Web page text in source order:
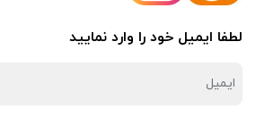
لطفا ایمیل خود را وارد نمایید